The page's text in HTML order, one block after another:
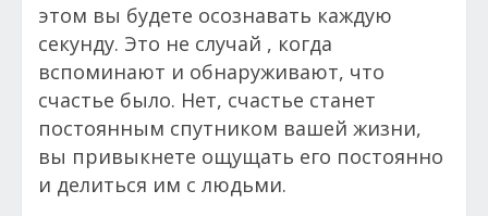
этом вы будете осознавать каждую
секунду. Это не случай , когда
вспоминают и обнаруживают, что
счастье было. Нет, счастье станет
постоянным спутником вашей жизни,
вы привыкнете ощущать его постоянно
и делиться им с людьми.